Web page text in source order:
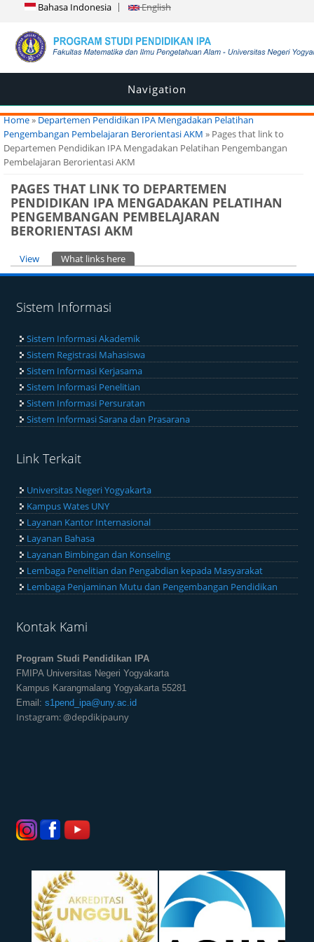
Bahasa Indonesia English
Navigation
You are here
Home» Departemen Pendidikan IPA Mengadakan Pelatihan
Pengembangan Pembelajaran Berorientasi AKM » Pages that link to
Departemen Pendidikan IPA Mengadakan Pelatihan Pengembangan
Pembelajaran Berorientasi AKM
PAGES THAT LINK TO DEPARTEMEN
PENDIDIKAN IPA MENGADAKAN PELATIHAN
PENGEMBANGAN PEMBELAJARAN
BERORIENTASI AKM
Primary tabs
View What links here
Sistem Informasi
Sistem Informasi Akademik
Sistem Registrasi Mahasiswa
Sistem Informasi Kerjasama
Sistem Informasi Penelitian
Sistem Informasi Persuratan
Sistem Informasi Sarana dan Prasarana
Link Terkait
Universitas Negeri Yogyakarta
Kampus Wates UNY
Layanan Kantor Internasional
Layanan Bahasa
Layanan Bimbingan dan Konseling
Lembaga Penelitian dan Pengabdian kepada Masyarakat
Lembaga Penjaminan Mutu dan Pengembangan Pendidikan
Kontak Kami
Program Studi Pendidikan IPA
FMIPA Universitas Negeri Yogyakarta
Kampus Karangmalang Yogyakarta 55281
Email:s1pend_ipa@uny.ac.id
Instagram: @depdikipauny